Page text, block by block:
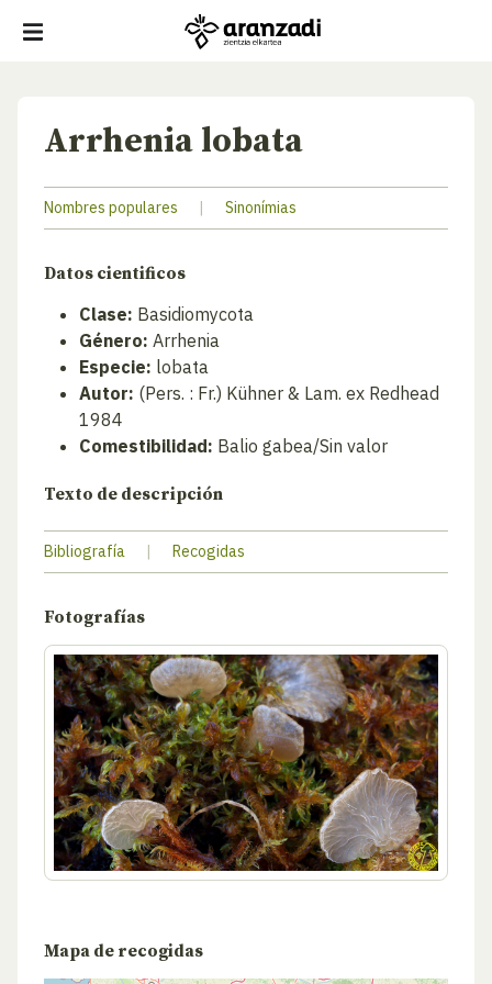
Arrhenia lobata
Nombres populares | Sinonímias
Datos cientificos
Clase: Basidiomycota
Género: Arrhenia
Especie: lobata
Autor: (Pers. : Fr.) Kühner & Lam. ex Redhead
1984
Comestibilidad: Balio gabea/Sin valor
Texto de descripción
Bibliografía | Recogidas
Fotografías
Mapa de recogidas